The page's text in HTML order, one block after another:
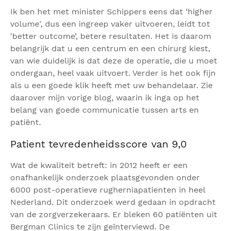
Ik ben het met minister Schippers eens dat ‘higher
volume', dus een ingreep vaker uitvoeren, leidt tot
'better outcome’, betere resultaten. Het is daarom
belangrijk dat u een centrum en een chirurg kiest,
van wie duidelijk is dat deze de operatie, die u moet
ondergaan, heel vaak uitvoert. Verder is het ook fijn
als u een goede klik heeft met uw behandelaar. Zie
daarover mijn vorige blog, waarin ik inga op het
belang van goede communicatie tussen arts en
patiënt.
Patient tevredenheidsscore van 9,0
Wat de kwaliteit betreft: in 2012 heeft er een
onafhankelijk onderzoek plaatsgevonden onder
6000 post-operatieve rugherniapatienten in heel
Nederland. Dit onderzoek werd gedaan in opdracht
van de zorgverzekeraars. Er bleken 60 patiënten uit
Bergman Clinics te zijn geïnterviewd. De